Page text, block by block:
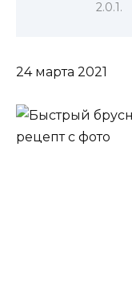
24 марта 2021